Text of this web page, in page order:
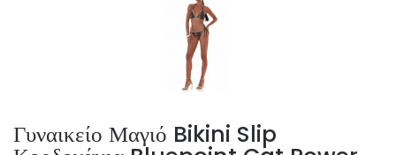
Γυναικείο Μαγιό Bikini Slip